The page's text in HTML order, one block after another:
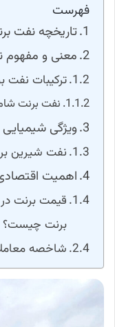
فهرست
تاریخچه نفت
معنی و
ترکیبات
نفت برنت
ویژگی
نفت شیرین
اهمیت
قیمت برنت
برنت چیست؟
شاخصه